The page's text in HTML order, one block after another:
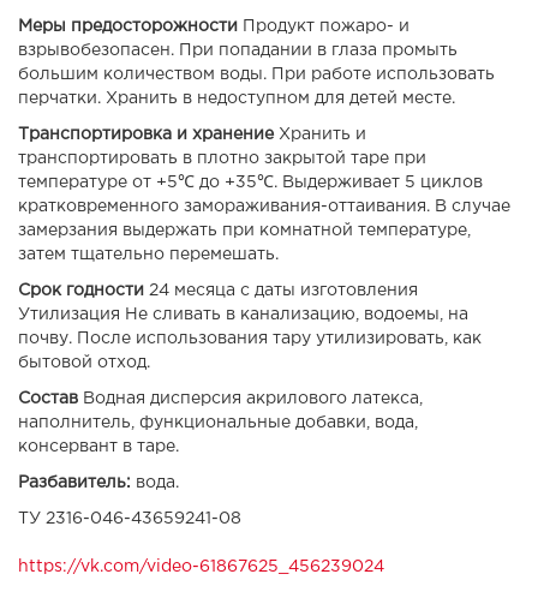
Меры предосторожности
Продукт пожаро- и
взрывобезопасен. При попадании в глаза промыть
большим количеством воды. При работе использовать
перчатки. Хранить в недоступном для детей месте.
Транспортировка и хранениеХранить и
транспортировать в плотно закрытой таре при
температуре от +5℃ до +35℃. Выдерживает 5 циклов
кратковременного замораживания-оттаивания. В случае
замерзания выдержать при комнатной температуре,
затем тщательно перемешать.
Срок годности 24 месяца с даты изготовления
Утилизация Не сливать в канализацию, водоемы, на
почву. После использования тару утилизировать, как
бытовой отход.
Состав Водная дисперсия акрилового латекса,
наполнитель, функциональные добавки, вода,
консервант в таре.
Разбавитель: вода.
ТУ 2316-046-43659241-08
https://vk.com/video-61867625_456239024